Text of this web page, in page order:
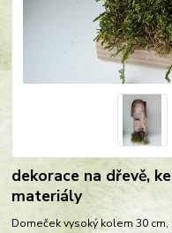
dekorace na dřevě,
materiály
Domeček vysoký kolem 30